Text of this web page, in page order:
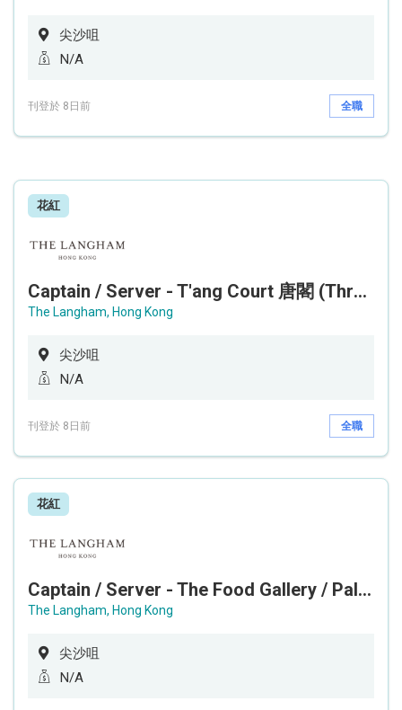
尖沙咀
N/A
刊登於 8日前 全職
花紅
Captain / Server - T'ang Court 唐閣 (Three MICHELIN Stars 米芝蓮三星中菜廳)
The Langham, Hong Kong
尖沙咀
N/A
刊登於 8日前 全職
花紅
Captain / Server - The Food Gallery / Palm Court
The Langham, Hong Kong
尖沙咀
N/A